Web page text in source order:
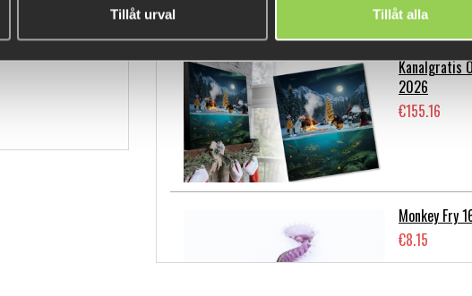
Tillåt urval Tillåt alla
Kanalgratis
2026
€155.16
Monkey Fry
€8.15